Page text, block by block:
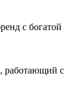
с богатой
работающий с